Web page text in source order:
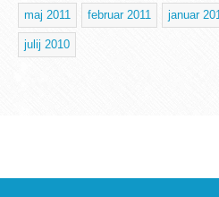
maj 2011 februar 2011 januar
julij 2010